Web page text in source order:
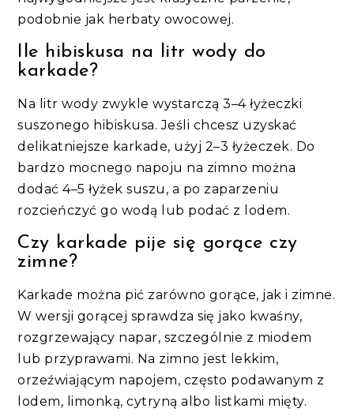
podobnie jak herbaty owocowej.
Ile hibiskusa na litr wody do
karkade?
Na litr wody zwykle wystarczą 3–4 łyżeczki
suszonego hibiskusa. Jeśli chcesz uzyskać
delikatniejsze karkade, użyj 2–3 łyżeczek. Do
bardzo mocnego napoju na zimno można
dodać 4–5 łyżek suszu, a po zaparzeniu
rozcieńczyć go wodą lub podać z lodem.
Czy karkade pije się gorące czy
zimne?
Karkade można pić zarówno gorące, jak i zimne.
W wersji gorącej sprawdza się jako kwaśny,
rozgrzewający napar, szczególnie z miodem
lub przyprawami. Na zimno jest lekkim,
orzeźwiającym napojem, często podawanym z
lodem, limonką, cytryną albo listkami mięty.